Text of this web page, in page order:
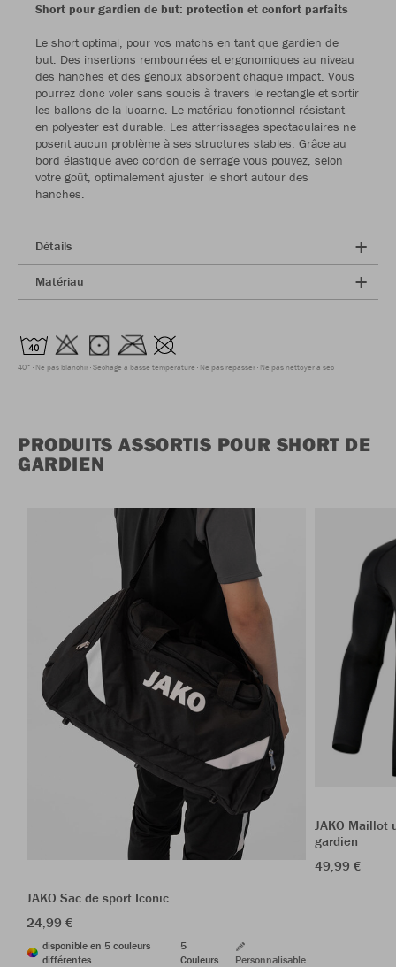
Short pour gardien de but: protection et confort parfaits
Le short optimal, pour vos matchs en tant que gardien de
but. Des insertions rembourrées et ergonomiques au niveau
des hanches et des genoux absorbent chaque impact. Vous
pourrez donc voler sans soucis à travers le rectangle et sortir
les ballons de la lucarne. Le matériau fonctionnel résistant
en polyester est durable. Les atterrissages spectaculaires ne
posent aucun problème à ses structures stables. Grâce au
bord élastique avec cordon de serrage vous pouvez, selon
votre goût, optimalement ajuster le short autour des
hanches.
Détails
Matériau
40° Ne pas blanchir Séchage à basse température Ne pas repasser Ne pas nettoyer à sec
PRODUITS ASSORTIS POUR SHORT DE
GARDIEN
JAKO Sac de sport Iconic
24,99 €
disponible en 5 couleurs
différentes
5
Couleurs
Personnalisable
JAKO Maillot
gardien
49,99 €